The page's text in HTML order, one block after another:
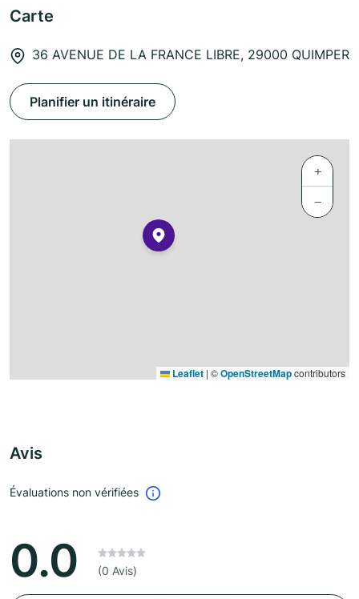
Carte
36 AVENUE DE LA FRANCE LIBRE, 29000 QUIMPER
Planifier un itinéraire
+
−
Leaflet | ©OpenStreetMapcontributors
Avis
Évaluations non vérifiées
0.0 (0 Avis)